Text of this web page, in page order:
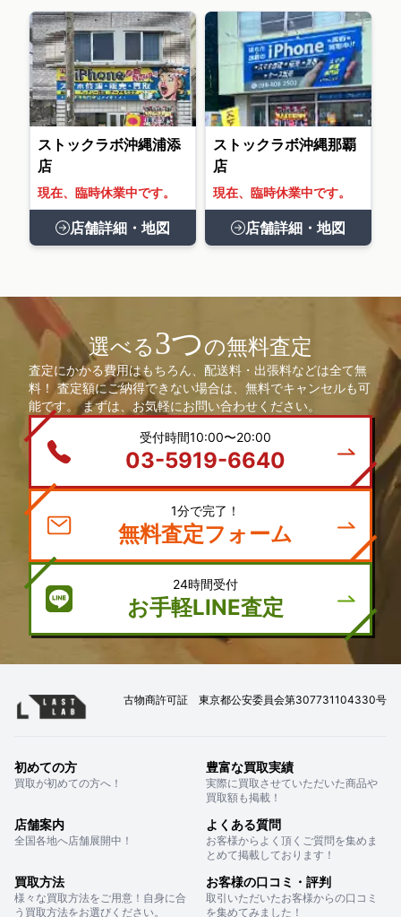
ストックラボ沖縄浦添
店
現在、臨時休業中です。
店舗詳細・地図
ストックラボ沖縄那覇
店
現在、臨時休業中です。
店舗詳細・地図
選べる3つの無料査定
査定にかかる費用はもちろん、配送料・出張料などは全て無
料！ 査定額にご納得できない場合は、無料でキャンセルも可
能です。 まずは、お気軽にお問い合わせください。
受付時間10:00〜20:00
03-5919-6640
1分で完了！
無料査定フォーム
24時間受付
お手軽LINE査定
古物商許可証 東京都公安委員会第307731104330号
初めての方
買取が初めての方へ！
豊富な買取実績
実際に買取させていただいた商品や
買取額も掲載！
店舗案内
全国各地へ店舗展開中！
よくある質問
お客様からよく頂くご質問を集めま
とめて掲載しております！
買取方法
様々な買取方法をご用意！自身に合
う買取方法をお選びください。
お客様の口コミ・評判
取引いただいたお客様からの口コミ
を集めてみました！